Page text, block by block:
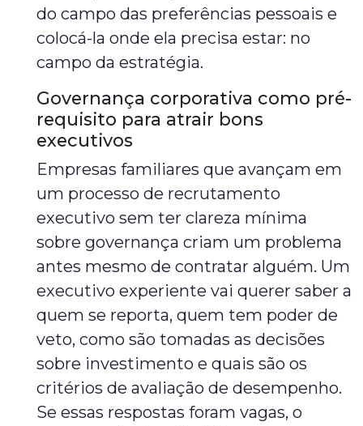
do campo das preferências pessoais e
colocá-la onde ela precisa estar: no
campo da estratégia.
Governança corporativa como pré-
requisito para atrair bons
executivos
Empresas familiares que avançam em
um processo de recrutamento
executivo sem ter clareza mínima
sobre governança criam um problema
antes mesmo de contratar alguém. Um
executivo experiente vai querer saber a
quem se reporta, quem tem poder de
veto, como são tomadas as decisões
sobre investimento e quais são os
critérios de avaliação de desempenho.
Se essas respostas foram vagas, o